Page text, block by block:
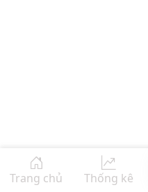
Trang chủ Thống kê